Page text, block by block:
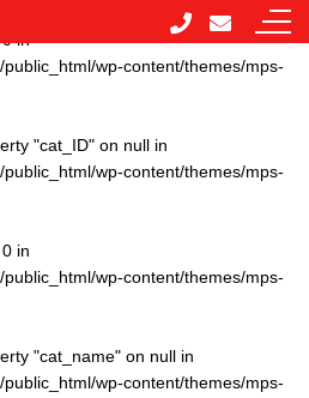
in
wp-content/themes/mps-
"cat_ID" on null in
wp-content/themes/mps-
in
wp-content/themes/mps-
"cat_name" on null in
wp-content/themes/mps-